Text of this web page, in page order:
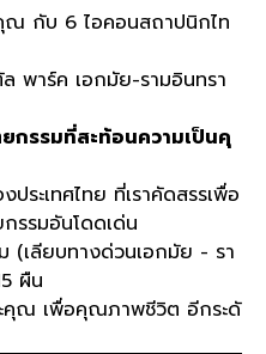
ณ กับ 6 ไอคอนสถาปนิกไท
พาร์ค เอกมัย-รามอินทรา
กรรมที่สะท้อนความเป็นคุ
ระเทศไทย ที่เราคัดสรรเพื่อ
รรมอันโดดเด่น
(เลียบทางด่วนเอกมัย - รา
ผืน
คุณ เพื่อคุณภาพชีวิต อีกระดั